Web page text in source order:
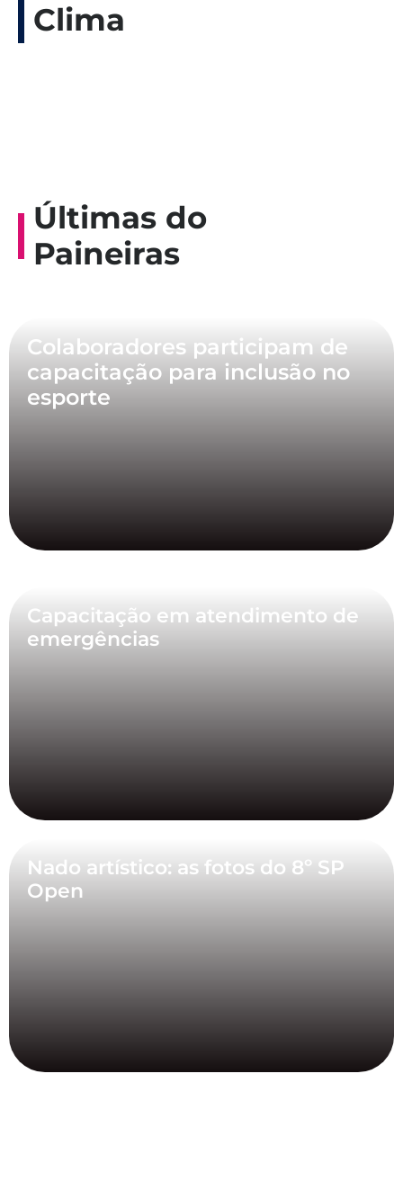
Clima
Últimas do
Paineiras
Colaboradores participam de
capacitação para inclusão no
esporte
Capacitação em atendimento de
emergências
Nado artístico: as fotos do 8º SP
Open